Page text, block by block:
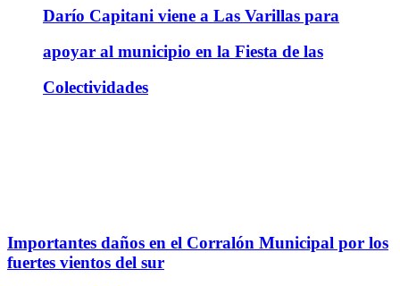
Darío Capitani viene a Las Varillas para
apoyar al municipio en la Fiesta de las
Colectividades
Importantes daños en el Corralón Municipal por los
fuertes vientos del sur